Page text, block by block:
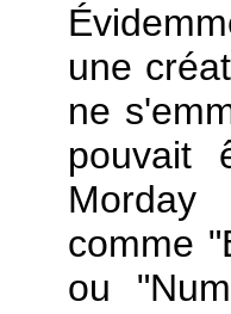
une
ne
pouvait
Morday
comme
ou